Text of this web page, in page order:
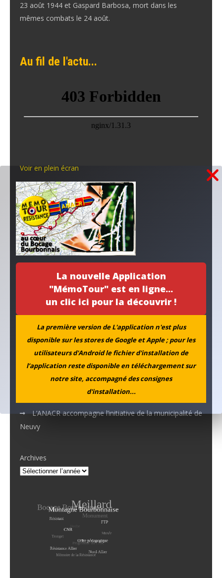
La nouvelle Application
"MémoTour" est en ligne...
un clic ici pour la découvrir !
La première version de L'application n'est plus
disponible sur les stores de Google et Apple ; pour les
utilisateurs d'Android le fichier d'installation de
l’application reste disponible en téléchargement sur
notre site, accompagné des consignes
d'installation...
23 août 1944 et Gaspard Barbosa, mort dans les
mêmes combats le 24 août.
Au fil de l'actu...
Voir en plein écran
Publications récentes...
Un habitat pour la mémoire
Stèle du camp Hoche
Collecte coopérative
la PAIX à l’agenda
Nos applications numériques
MEMOTOUR PODCAST
La mémoire de Marguerite croise celle de Simone
Aboutissement d’un projet…
L’ANACR accompagne l’initiative de la municipalité de
Neuvy
Archives